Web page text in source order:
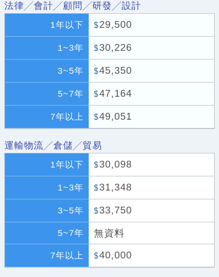
法律╱會計╱顧問╱研發╱設計
1年以下 $29,500
1~3年 $30,226
3~5年 $45,350
5~7年 $47,164
7年以上 $49,051
運輸物流╱倉儲╱貿易
1年以下 $30,098
1~3年 $31,348
3~5年 $33,750
5~7年 無資料
7年以上 $40,000